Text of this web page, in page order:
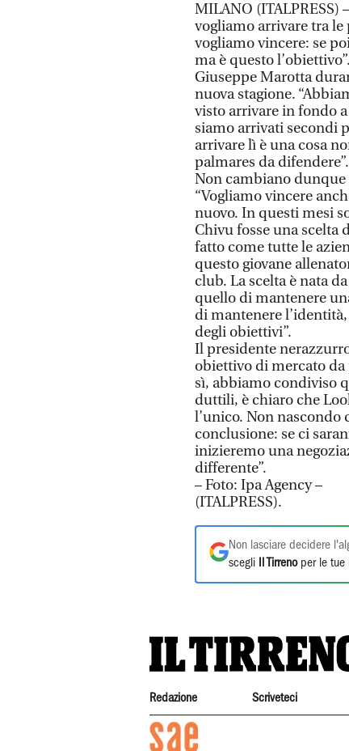
MILANO (ITALPRESS)
vogliamo arrivare tra
vogliamo vincere: se
ma è questo
Giuseppe Marotta
nuova stagione.
visto arrivare in fondo
siamo arrivati secondi
arrivare lì è una cosa
palmares da difendere”.
Non cambiano
“Vogliamo vincere
nuovo. In questi mesi
Chivu fosse una scelta
fatto come tutte le
questo giovane
club. La scelta è nata
quello di mantenere
di mantenere
degli obiettivi”.
Il presidente
obiettivo di mercato da
sì, abbiamo condiviso
duttili, è chiaro che
l’unico. Non nascondo
conclusione: se ci
inizieremo una
differente”.
– Foto: Ipa Agency –
(ITALPRESS).
Non lasciare decidere
scegli
Il Tirrenoper le tue
Redazione Scriveteci